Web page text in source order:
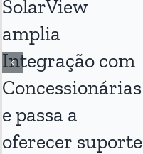
SolarView
amplia
Integração com
Concessionárias
e passa a
oferecer suporte